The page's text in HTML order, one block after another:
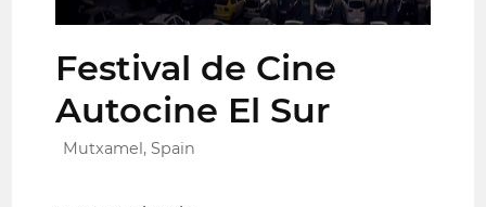
Festival de Cine
Autocine El Sur
Mutxamel, Spain